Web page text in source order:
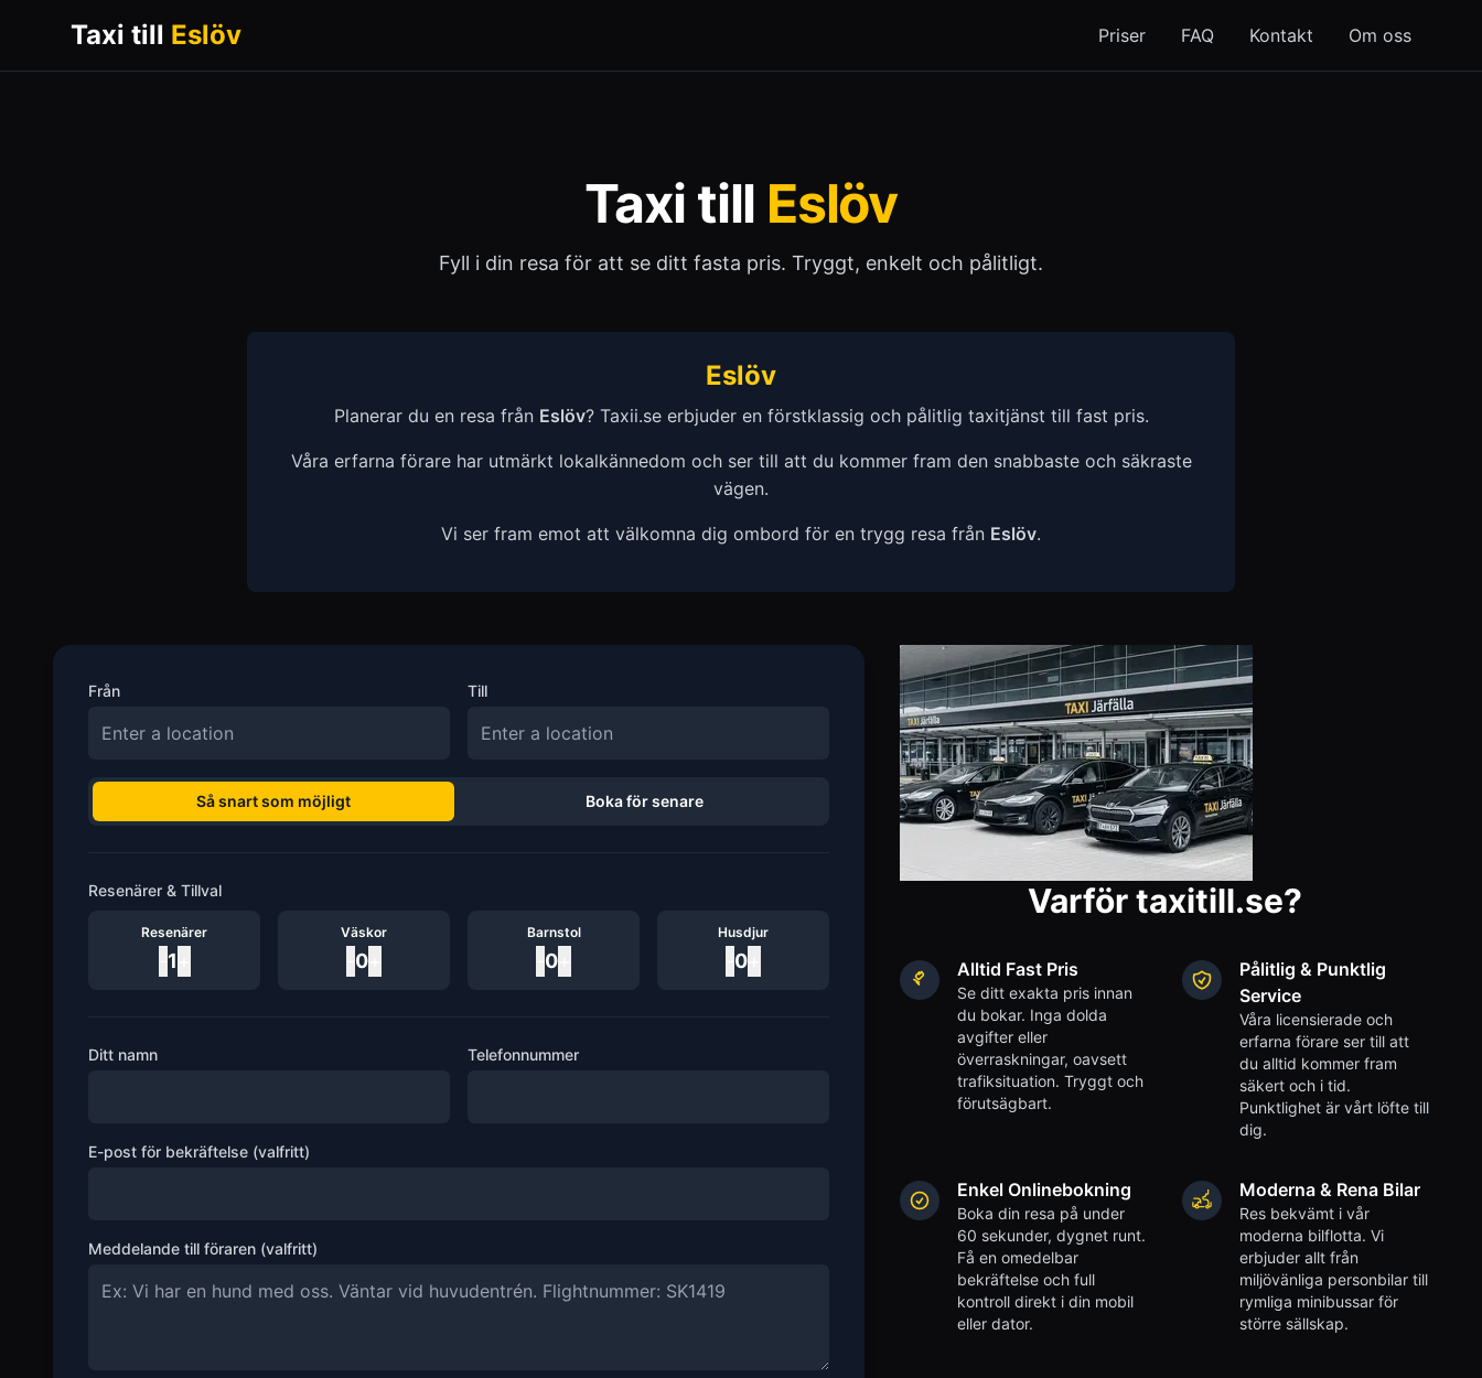
Taxi till Eslöv Priser FAQ Kontakt Om oss
Taxi till Eslöv
Fyll i din resa för att se ditt fasta pris. Tryggt, enkelt och pålitligt.
Eslöv
Planerar du en resa från Eslöv? Taxii.se erbjuder en förstklassig och pålitlig taxitjänst till fast pris.
Våra erfarna förare har utmärkt lokalkännedom och ser till att du kommer fram den snabbaste och säkraste
vägen.
Vi ser fram emot att välkomna dig ombord för en trygg resa från Eslöv.
Från Till
Så snart som möjligt Boka för senare
Resenärer & Tillval
Resenärer
1
Väskor
0
Barnstol
0
Husdjur
0
Ditt namn Telefonnummer
E-post för bekräftelse (valfritt)
Meddelande till föraren (valfritt)
Varför taxitill.se?
Alltid Fast Pris
Se ditt exakta pris innan
du bokar. Inga dolda
avgifter eller
överraskningar, oavsett
trafiksituation. Tryggt och
förutsägbart.
Pålitlig & Punktlig
Service
Våra licensierade och
erfarna förare ser till att
du alltid kommer fram
säkert och i tid.
Punktlighet är vårt löfte till
dig.
Enkel Onlinebokning
Boka din resa på under
60 sekunder, dygnet runt.
Få en omedelbar
bekräftelse och full
kontroll direkt i din mobil
eller dator.
Moderna & Rena Bilar
Res bekvämt i vår
moderna bilflotta. Vi
erbjuder allt från
miljövänliga personbilar till
rymliga minibussar för
större sällskap.